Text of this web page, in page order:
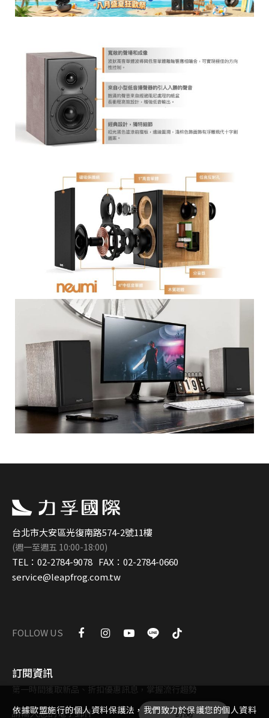
訂閱資訊
第一時間獲取新品、折扣優惠訊息，掌握流行趨勢
訂閱
台北市大安區光復南路574-2號11樓
(週一至週五 10:00-18:00)
TEL： 02-2784-9078 FAX： 02-2784-0660
service@leapfrog.com.tw
FOLLOW US
依據歐盟施行的個人資料保護法，我們致力於保護您的個人資料